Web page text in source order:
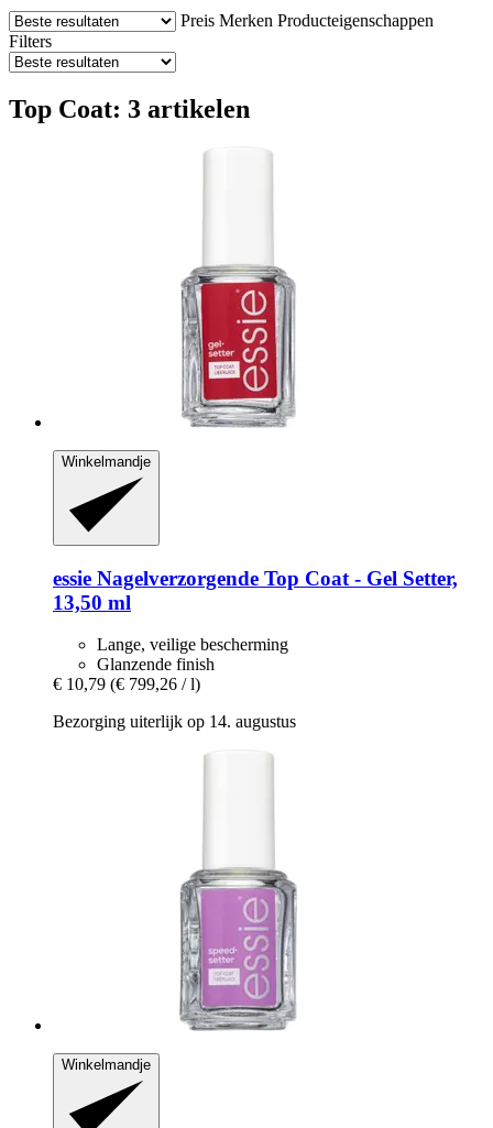
Preis Merken Producteigenschappen
Filters
Top Coat: 3 artikelen
Winkelmandje
essie Nagelverzorgende Top Coat -​ Gel Setter,
13,50 ml
Lange, veilige bescherming
Glanzende finish
€ 10,79 (€ 799,26 / l)
Bezorging uiterlijk op 14. augustus
Winkelmandje